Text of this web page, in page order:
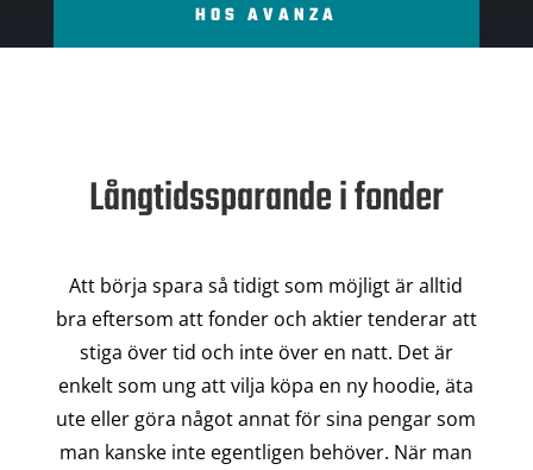
HOS AVANZA
Långtidssparande i fonder
Att börja spara så tidigt som möjligt är alltid
bra eftersom att fonder och aktier tenderar att
stiga över tid och inte över en natt. Det är
enkelt som ung att vilja köpa en ny hoodie, äta
ute eller göra något annat för sina pengar som
man kanske inte egentligen behöver. När man